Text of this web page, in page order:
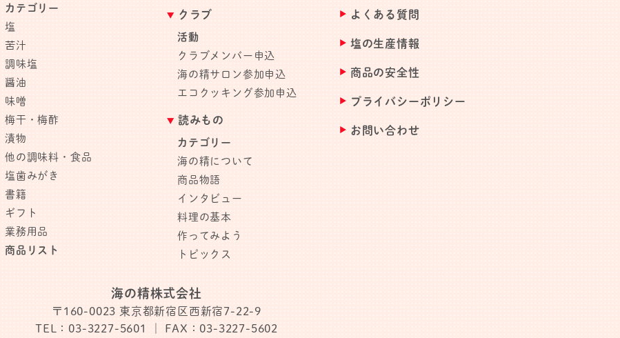
カテゴリー
塩
苦汁
調味塩
醤油
味噌
梅干・梅酢
漬物
他の調味料・食品
塩歯みがき
書籍
ギフト
業務用品
商品リスト
クラブ
活動
クラブメンバー申込
海の精サロン参加申込
エコクッキング参加申込
読みもの
カテゴリー
海の精について
商品物語
インタビュー
料理の基本
作ってみよう
トピックス
よくある質問
塩の生産情報
商品の安全性
プライバシーポリシー
お問い合わせ
海の精株式会社
〒160-0023 東京都新宿区西新宿7-22-9
TEL：03-3227-5601
｜ FAX：03-3227-5602